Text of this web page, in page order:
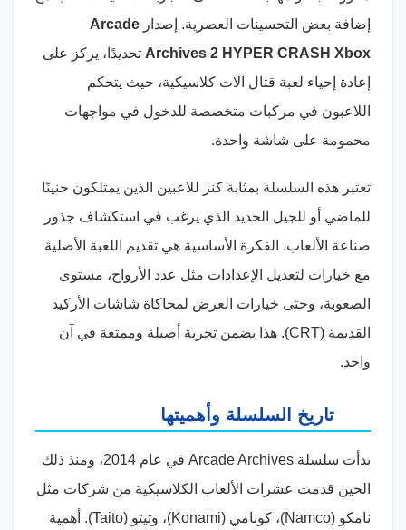
إضافة بعض التحسينات العصرية. إصدار Arcade
Archives 2 HYPER CRASH Xbox تحديدًا، يركز على
إعادة إحياء لعبة قتال آلات كلاسيكية، حيث يتحكم
اللاعبون في مركبات متخصصة للدخول في مواجهات
محمومة على شاشة واحدة.
تعتبر هذه السلسلة بمثابة كنز للاعبين الذين يمتلكون حنينًا
للماضي أو للجيل الجديد الذي يرغب في استكشاف جذور
صناعة الألعاب. الفكرة الأساسية هي تقديم اللعبة الأصلية
مع خيارات لتعديل الإعدادات مثل عدد الأرواح، مستوى
الصعوبة، وحتى خيارات العرض لمحاكاة شاشات الأركيد
القديمة (CRT). هذا يضمن تجربة أصيلة وممتعة في آن
واحد.
تاريخ السلسلة وأهميتها
بدأت سلسلة Arcade Archives في عام 2014، ومنذ ذلك
الحين قدمت عشرات الألعاب الكلاسيكية من شركات مثل
نامكو (Namco)، كونامي (Konami)، وتيتو (Taito). أهمية